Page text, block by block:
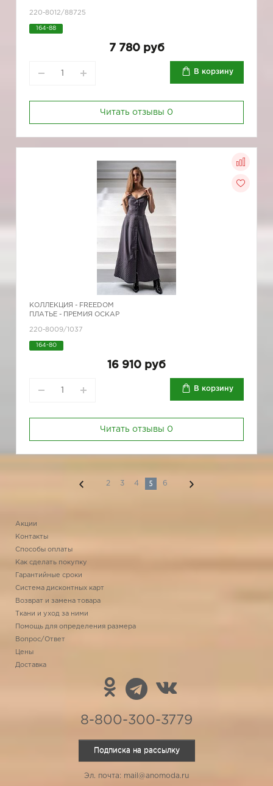
220-8012/88725
164-88
7 780 руб
В корзину
Читать отзывы 0
КОЛЛЕКЦИЯ - FREEDOM
ПЛАТЬЕ - ПРЕМИЯ ОСКАР
220-8009/1037
164-80
16 910 руб
В корзину
Читать отзывы 0
2 3 4 5 6
Акции
Контакты
Способы оплаты
Как сделать покупку
Гарантийные сроки
Система дисконтных карт
Возврат и замена товара
Ткани и уход за ними
Помощь для определения размера
Вопрос/Ответ
Цены
Доставка
8-800-300-3779
Подписка на рассылку
Эл. почта: mail@anomoda.ru